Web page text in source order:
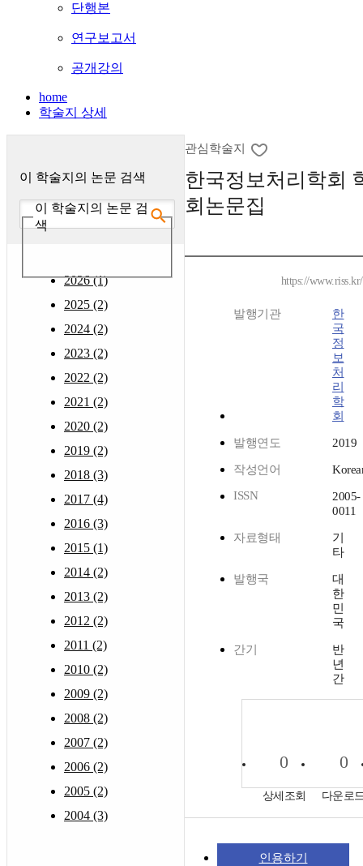
단행본
연구보고서
공개강의
home
학술지 상세
이 학술지의 논문 검색
이 학술지의 논문 검
색
2026 (1)
2025 (2)
2024 (2)
2023 (2)
2022 (2)
2021 (2)
2020 (2)
2019 (2)
2018 (3)
2017 (4)
2016 (3)
2015 (1)
2014 (2)
2013 (2)
2012 (2)
2011 (2)
2010 (2)
2009 (2)
2008 (2)
2007 (2)
2006 (2)
2005 (2)
2004 (3)
관심학술지
한국정보처리학회
회논문집
https://
발행기관
한
국
정
보
처
리
학
회
발행연도 2019
작성언어
ISSN
2005-
0011
자료형태
기
타
발행국
대
한
민
국
간기
반
년
간
0
상세조회
0
다운로
인용하기